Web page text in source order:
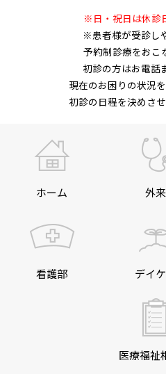
※日・祝日は休診
※患者様が受診し
予約制診療をおこ
初診の方はお電話
現在のお困りの状況を
初診の日程を決めさ
ホーム 外来
看護部 デイ
医療福祉